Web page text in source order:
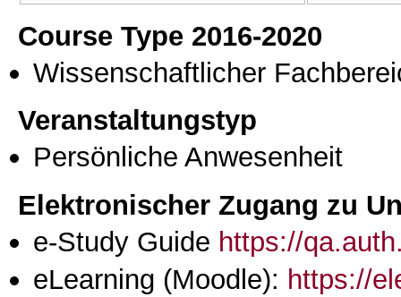
Course Type 2016-2020
Wissenschaftlicher
Veranstaltungstyp
Persönliche Anwesenheit
Elektronischer Zugang zu
e-Study Guide https://
eLearning (Moodle): https://